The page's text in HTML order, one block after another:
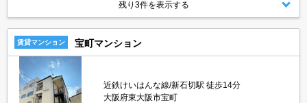
残り3件を表示する
賃貸マンション 宝町マンション
近鉄けいはんな線/新石切駅 徒歩14分
大阪府東大阪市宝町